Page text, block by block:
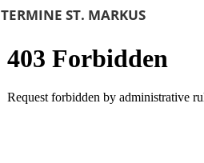
TERMINE ST. MARKUS